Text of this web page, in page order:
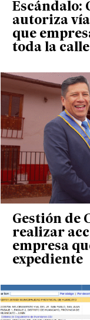
Escándalo:
autoriza
que
toda la
Gestión de
realizar
empresa
expediente